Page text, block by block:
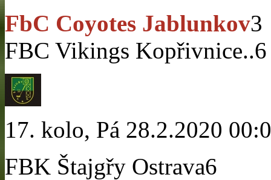
FbC Coyotes Jablunkov3
FBC Vikings Kopřivnice..6
17. kolo, Pá 28.2.2020
FBK Štajgřy Ostrava6